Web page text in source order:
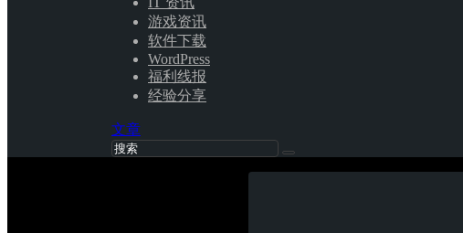
游戏资讯
软件下载
WordPress
福利线报
经验分享
文章